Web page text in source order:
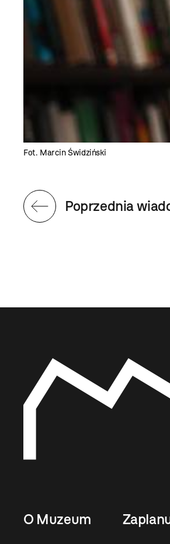
Fot. Marcin Świdziński
Poprzednia
O Muzeum